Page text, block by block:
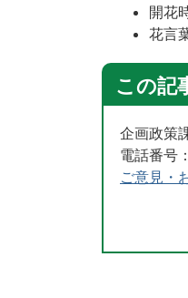
開花
花言
この記
企画政策
電話番号
ご意見・